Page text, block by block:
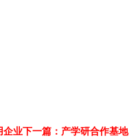
企业下一篇：产学研合作基地